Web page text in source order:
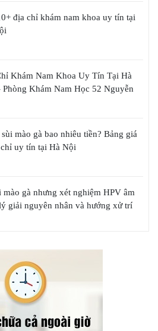
địa chỉ khám nam khoa uy tín tại
Khám Nam Khoa Uy Tín Tại Hà
Phòng Khám Nam Học 52 Nguyễn
sùi mào gà bao nhiêu tiền? Bảng giá
uy tín tại Hà Nội
mào gà nhưng xét nghiệm HPV âm
giải nguyên nhân và hướng xử trí